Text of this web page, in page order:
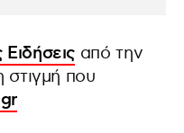
Ειδήσεις από την
στιγμή που